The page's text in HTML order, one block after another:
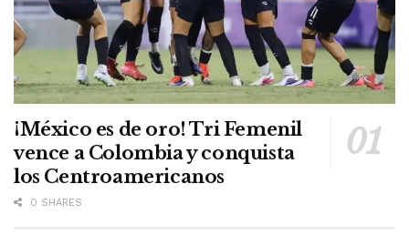
¡México es de oro! Tri Femenil
vence a Colombia y conquista
los Centroamericanos
0 SHARES